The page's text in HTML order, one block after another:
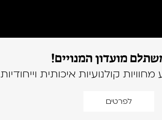
מועדון המנויים!
קולנועיות איכותית וייחודיות
לפרטים